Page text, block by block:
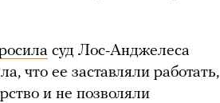
суд Лос-Анджелеса
что ее заставляли работать,
и не позволяли